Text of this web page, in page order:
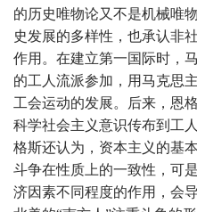
的历史唯物论又不是机械唯
史发展的多样性，也承认非
作用。在建立第一国际时，
的工人流派参加，用马克思
工会运动的发展。后来，恩
科学社会主义意识传布到工
格斯还认为，资本主义的基
斗争在性质上的一致性，可
济因素不同程度的作用，会